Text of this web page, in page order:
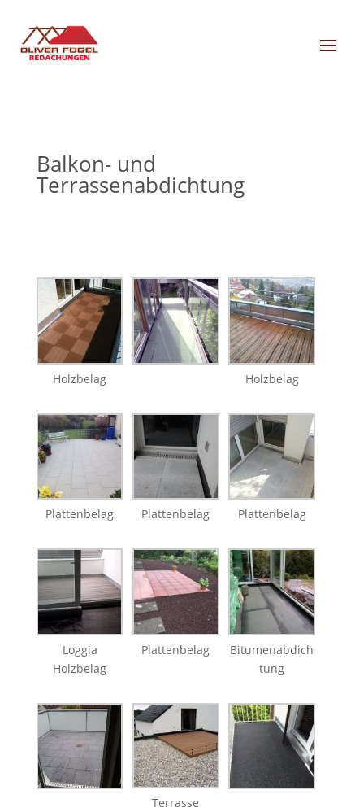
Balkon- und
Terrassenabdichtung
Holzbelag Holzbelag
Plattenbelag Plattenbelag Plattenbelag
Loggia
Holzbelag
Plattenbelag
Bitumenabdich
tung
Terrasse